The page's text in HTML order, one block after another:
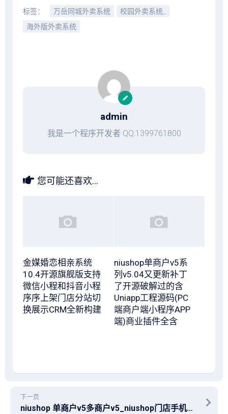
标签： 万岳同城外卖系统
校园外卖系统_
海外版外卖系统
admin
我是一个程序开发者 QQ:1399761800
您可能还喜欢...
金媒婚恋相亲系统
10.4开源旗舰版支持
微信小程和抖音小程
序序上架门店分站切
换展示CRM全新构建
niushop单商户v5系
列v5.04又更新补丁
了开源破解过的含
Uniapp工程源码(PC
端商户端小程序APP
端)商业插件全含
下一页
niushop 单商户v5多商户v5_niushop门店手机管理端插件_niushop支付宝小程序插件_niushop视频购物插件_niushop多包装库存转换插件_niushop称重插件_niushop电子秤插件_niushop采集助力插件_niushop视频购物插件_cps联盟插件_niushop代客下单插件_niushop盲盒插件_niushop门店手机管理端插件_niushop收银台单独卡消费插件